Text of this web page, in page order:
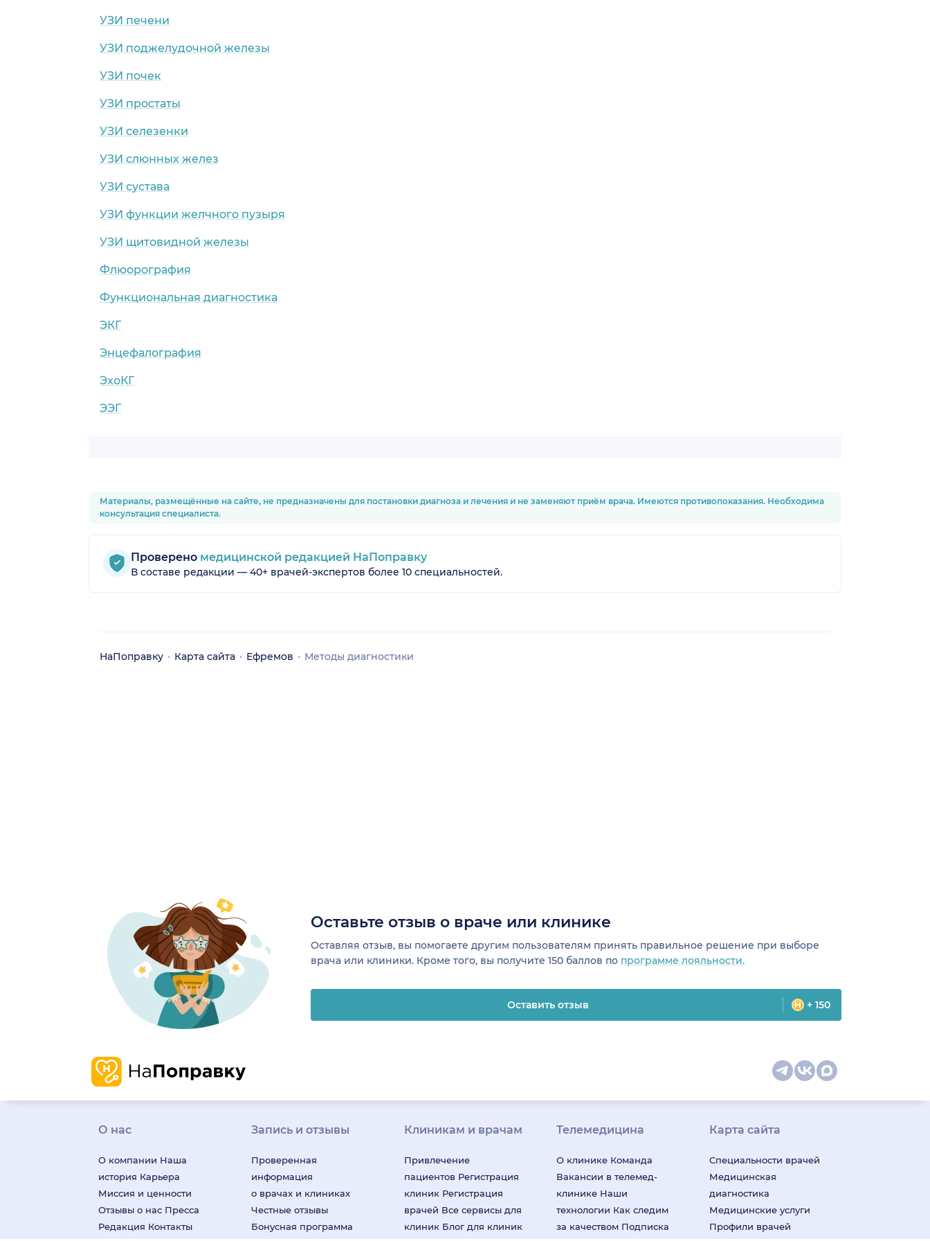
УЗИ печени
УЗИ поджелудочной железы
УЗИ почек
УЗИ простаты
УЗИ селезенки
УЗИ слюнных желез
УЗИ сустава
УЗИ функции желчного пузыря
УЗИ щитовидной железы
Флюорография
Функциональная диагностика
ЭКГ
Энцефалография
ЭхоКГ
ЭЭГ
Материалы, размещённые на сайте, не предназначены для постановки диагноза и лечения и не заменяют приём врача. Имеются противопоказания. Необходима
консультация специалиста.
Проверено медицинской редакцией НаПоправку
В составе редакции — 40+ врачей-экспертов более 10 специальностей.
НаПоправку Карта сайта Ефремов Методы диагностики
Оставьте отзыв о враче или клинике
Оставляя отзыв, вы помогаете другим пользователям принять правильное решение при выборе
врача или клиники. Кроме того, вы получите 150 баллов по программе лояльности.
Оставить отзыв + 150
О нас
О компании Наша
история Карьера
Миссия и ценности
Отзывы о нас Пресса
Редакция Контакты
Запись и отзывы
Проверенная
информация
о врачах и клиниках
Честные отзывы
Бонусная программа
Клиникам и врачам
Привлечение
пациентов Регистрация
клиник Регистрация
врачей Все сервисы для
клиник Блог для клиник
Телемедицина
О клинике Команда
Вакансии в телемед-
клинике Наши
технологии Как следим
за качеством Подписка
Карта сайта
Специальности врачей
Медицинская
диагностика
Медицинские услуги
Профили врачей